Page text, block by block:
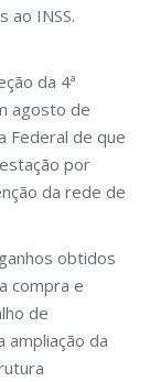
ao INSS.
da 4ª
agosto de
Federal de que
por
da rede de
obtidos
compra e
de
da